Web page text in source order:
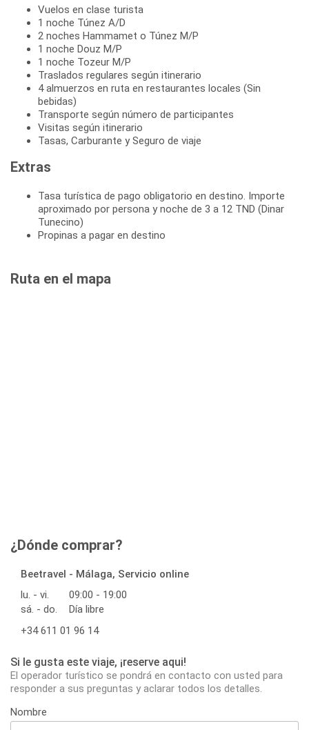
Vuelos en clase turista
1 noche Túnez A/D
2 noches Hammamet o Túnez M/P
1 noche Douz M/P
1 noche Tozeur M/P
Traslados regulares según itinerario
4 almuerzos en ruta en restaurantes locales (Sin
bebidas)
Transporte según número de participantes
Visitas según itinerario
Tasas, Carburante y Seguro de viaje
Extras
Tasa turística de pago obligatorio en destino. Importe
aproximado por persona y noche de 3 a 12 TND (Dinar
Tunecino)
Propinas a pagar en destino
Ruta en el mapa
¿Dónde comprar?
Beetravel - Málaga, Servicio online
lu. - vi.
09:00 - 19:00
sá. - do.
Día libre
+34 611 01 96 14
Si le gusta este viaje, ¡reserve aqui!
El operador turístico se pondrá en contacto con usted para
responder a sus preguntas y aclarar todos los detalles.
Nombre